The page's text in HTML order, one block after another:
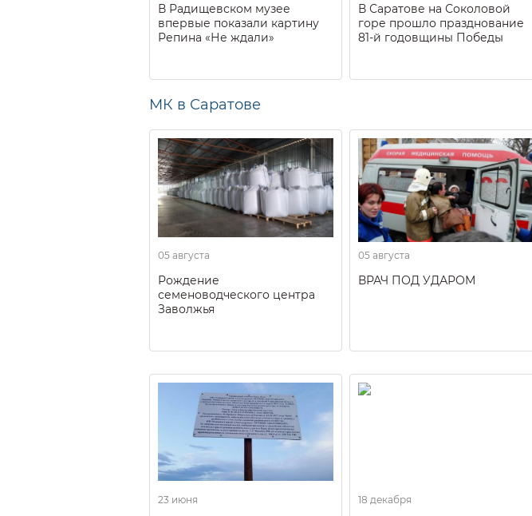
В Радищевском музее
впервые показали картину
Репина «Не ждали»
В Саратове на Соколовой
горе прошло празднование
81-й годовщины Победы
МК в Саратове
05 августа
Рождение
семеноводческого центра
Заволжья
05 августа
ВРАЧ ПОД УДАРОМ
23 июня 18 декабря